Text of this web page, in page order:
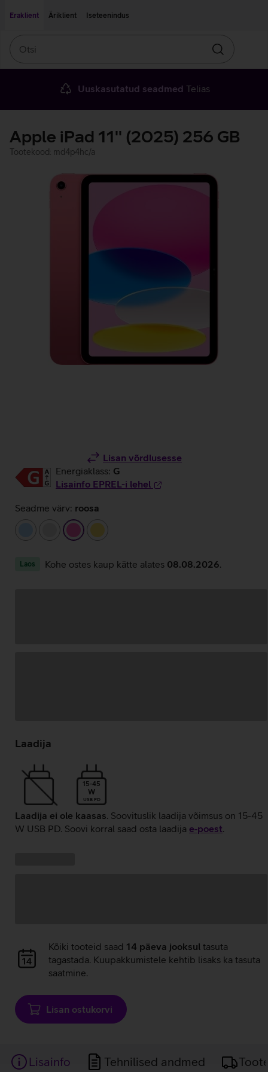
Eraklient
Äriklient Iseteenindus
Otsin
Uuskasutatud seadmed Telias
Apple iPad 11'' (2025) 256 GB
Tootekood: md4p4hc/a
Lisan võrdlusesse
Energiaklass: G
Lisainfo EPREL-i lehel
Seadme värv: roosa
helesininehõbedane
roosa kollane
Laos Kohe ostes kaup kätte alates 08.08.2026
laadimine
Laadija
15-45
W
USB PD
Laadija ei ole kaasas. Soovituslik laadija võimsus on 15-45
W USB PD. Soovi korral saad osta laadija e‑poest.
Andmete
laadimine
Kõiki tooteid saad 14 päeva jooksul tasuta
tagastada. Kuupakkumistele kehtib lisaks ka tasuta
saatmine.
Lisan ostukorvi
Lisainfo Tehnilised andmed